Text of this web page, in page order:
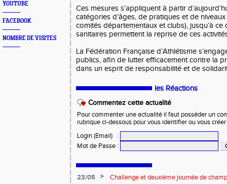
YOUTUBE
FACEBOOK
NOMBRE DE VISITES
Ces mesures s’appliquent à partir
catégories d’âges, de pratiques et de
comités départementaux et clubs), jusqu’à
sanitaires permettent la reprise de ces
La Fédération Française d’Athlétisme
publics, afin de lutter efficacement contre la
dans un esprit de responsabilité et de
les Réactions
Commentez cette actualité
Pour commenter une actualité il faut posséder un
rubrique ci-dessous pour vous identifier ou vous
Login (Email)
:
Mot de Passe :
23/05 >
Challenge et deuxième journée de